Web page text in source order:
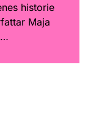
historie
Maja
…